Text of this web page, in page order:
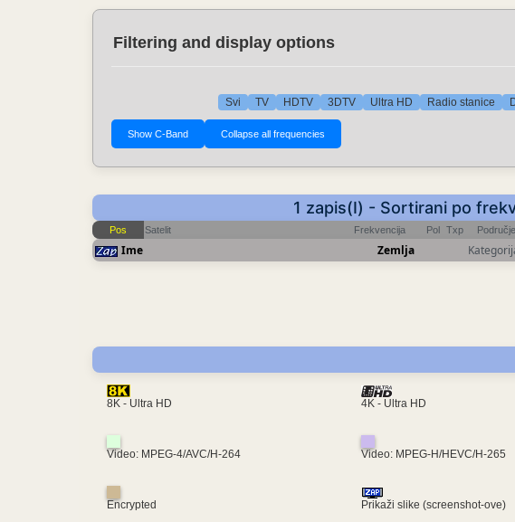
Filtering and display options
Svi TV HDTV 3DTV Ultra HD Radio stanice
1 zapis(I) - Sortirani po
Pos Satelit Frekvencija Pol Txp
Ime Zemlja
8K - Ultra HD 4K - Ultra HD
Video: MPEG-4/AVC/H-264 Video: MPEG-H/HEVC/H-265
Encrypted Prikaži slike (screenshot-ove)